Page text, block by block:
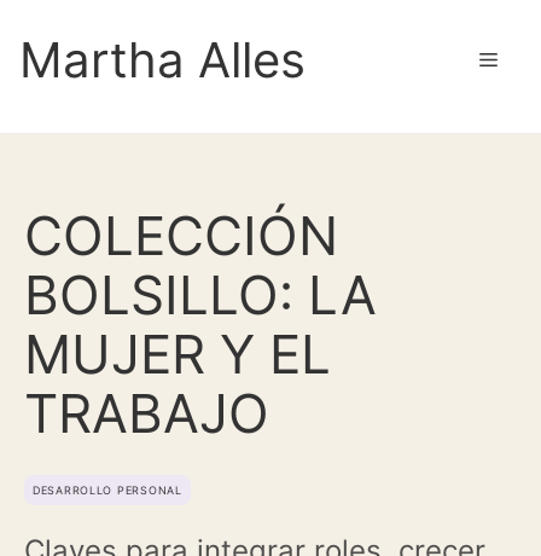
contenido
Martha Alles
COLECCIÓN
BOLSILLO: LA
MUJER Y EL
TRABAJO
DESARROLLO PERSONAL